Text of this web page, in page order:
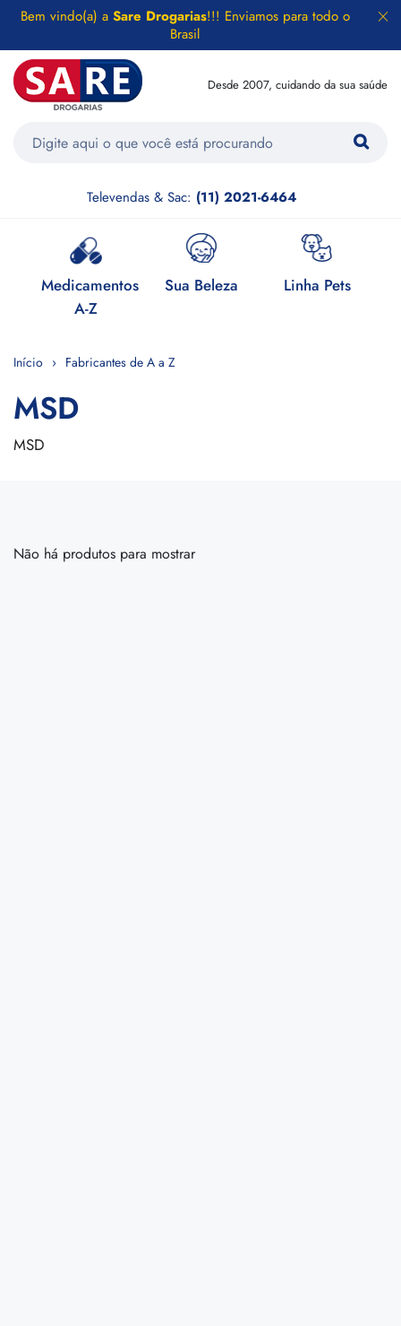
Bem vindo(a) a Sare Drogarias!!! Enviamos para todo o
Brasil
Desde 2007, cuidando da sua saúde
Televendas & Sac: (11) 2021-6464
Medicamentos
A-Z
Sua Beleza Linha Pets
Início Fabricantes de A a Z
MSD
MSD
Não há produtos para mostrar